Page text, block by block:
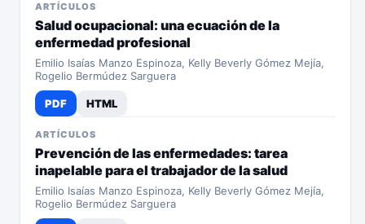
ARTÍCULOS
Salud ocupacional: una ecuación de la
enfermedad profesional
Emilio Isaías Manzo Espinoza, Kelly Beverly Gómez Mejía,
Rogelio Bermúdez Sarguera
PDF HTML
ARTÍCULOS
Prevención de las enfermedades: tarea
inapelable para el trabajador de la salud
Emilio Isaías Manzo Espinoza, Kelly Beverly Gómez Mejía,
Rogelio Bermúdez Sarguera